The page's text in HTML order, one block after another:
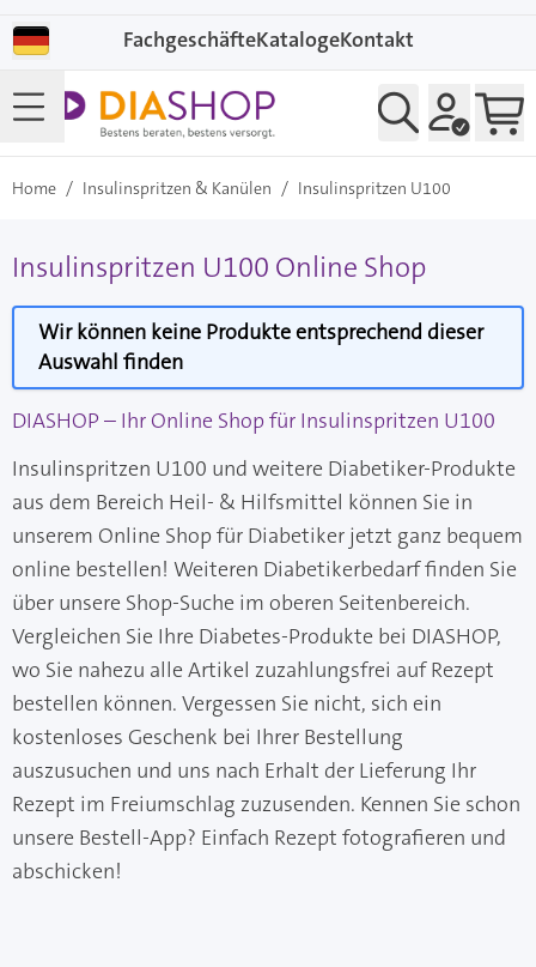
FachgeschäfteKatalogeKontakt
Home / Insulinspritzen & Kanülen / Insulinspritzen U100
Insulinspritzen U100 Online Shop
Wir können keine Produkte entsprechend dieser
Auswahl finden
DIASHOP – Ihr Online Shop für Insulinspritzen U100
Insulinspritzen U100 und weitere Diabetiker-Produkte
aus dem Bereich Heil- & Hilfsmittel können Sie in
unserem Online Shop für Diabetiker jetzt ganz bequem
online bestellen! Weiteren Diabetikerbedarf finden Sie
über unsere Shop-Suche im oberen Seitenbereich.
Vergleichen Sie Ihre Diabetes-Produkte bei DIASHOP,
wo Sie nahezu alle Artikel zuzahlungsfrei auf Rezept
bestellen können. Vergessen Sie nicht, sich ein
kostenloses Geschenk bei Ihrer Bestellung
auszusuchen und uns nach Erhalt der Lieferung Ihr
Rezept im Freiumschlag zuzusenden. Kennen Sie schon
unsere Bestell-App? Einfach Rezept fotografieren und
abschicken!